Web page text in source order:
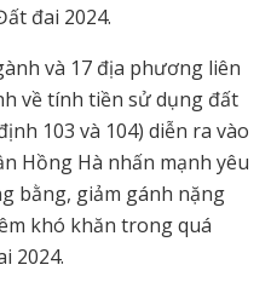
đai 2024.
và 17 địa phương liên
về tính tiền sử dụng đất
103 và 104) diễn ra vào
Hồng Hà nhấn mạnh yêu
bằng, giảm gánh nặng
khó khăn trong quá
2024.